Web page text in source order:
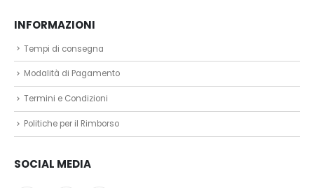
INFORMAZIONI
Tempi di consegna
Modalità di Pagamento
Termini e Condizioni
Politiche per il Rimborso
SOCIAL MEDIA